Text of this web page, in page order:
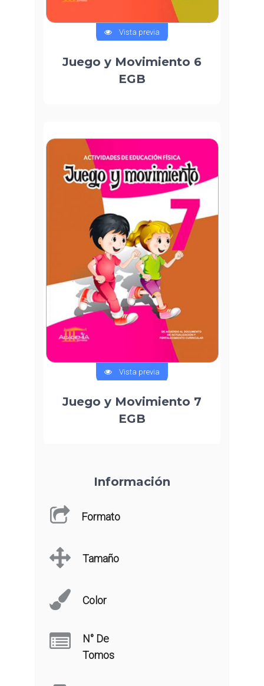
Vista previa
Juego y Movimiento 6
EGB
Vista previa
Juego y Movimiento 7
EGB
Información
Formato
Tamaño
Color
N° De
Tomos